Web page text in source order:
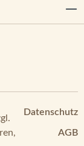
Datenschutz
AGB